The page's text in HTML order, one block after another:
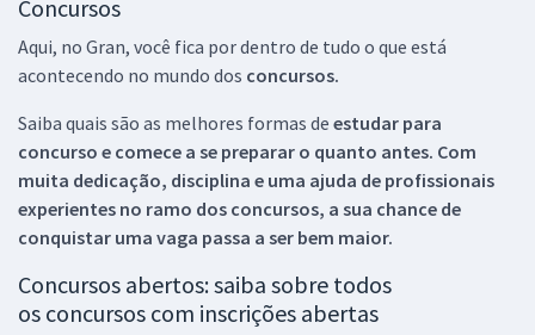
Concursos
Aqui, no Gran, você fica por dentro de tudo o que está
acontecendo no mundo dos concursos.
Saiba quais são as melhores formas de estudar para
concurso e comece a se preparar o quanto antes. Com
muita dedicação, disciplina e uma ajuda de profissionais
experientes no ramo dos concursos, a sua chance de
conquistar uma vaga passa a ser bem maior.
Concursos abertos: saiba sobre todos
os concursos com inscrições abertas